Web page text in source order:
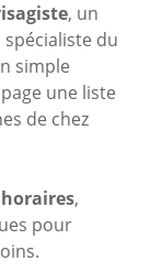
, un
du
simple
une liste
de chez
horaires,
pour